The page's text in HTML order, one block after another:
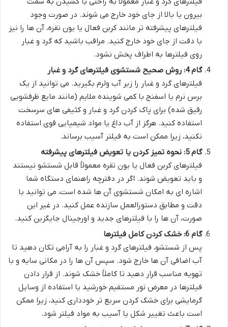
بیرون یا بالا از جای خود خارج می شوند. در صورت وجود
فیلترهای پیشرفته تر مانند کربن فعال یا یون نقره، آن ها را نیز
با دقت از جای خود خارج کنید. مراقب باشید که گرد و غبار
روی فیلترها به اطراف پخش نشود.
گام 4: روش صحیح شستشوی فیلترهای گرد و غبار
فیلترهای گرد و غبار را زیر آب ولرم بگیرید. می توانید از یک
برس نرم یا اسفنج با کمی شوینده ملایم (مانند مایع ظرفشویی
رقیق شده) برای پاک کردن گرد و غبار و کثیفی های سرسخت
استفاده کنید. هرگز از آب داغ یا مواد شیمیایی قوی استفاده
نکنید، زیرا ممکن است به فیلتر آسیب برساند.
گام 5: نحوه تمیز کردن یا تعویض فیلترهای پیشرفته
فیلترهای کربن فعال یا یون نقره معمولاً قابل شستشو نیستند
و باید تعویض شوند. اگر در دفترچه راهنمای دستگاه شما
اشاره ای به امکان شستشوی آن ها شده است، می توانید با
دقت و مطابق دستورالعمل سازنده عمل کنید. در غیر این
صورت، آن ها را با فیلترهای جدید و اورجینال جایگزین کنید.
گام 6: خشک کردن کامل فیلترها
پس از شستشو، فیلترهای گرد و غبار را به آرامی تکان دهید تا
آب اضافی آن ها خارج شود. سپس آن ها را در مکانی سایه و با
تهویه مناسب قرار دهید تا کاملاً خشک شوند. از قرار دادن
فیلترها در معرض نور مستقیم خورشید یا استفاده از وسایل
گرمایشی برای خشک کردن سریع تر خودداری کنید، زیرا ممکن
است باعث تغییر شکل یا آسیب به مواد فیلتر شود.